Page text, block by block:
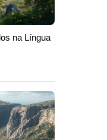
na Língua